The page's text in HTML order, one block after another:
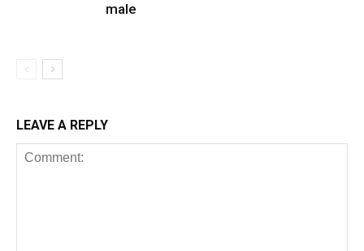
male
LEAVE A REPLY